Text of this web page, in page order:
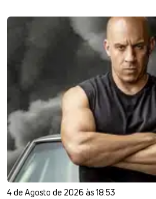
4 de Agosto de 2026 às 18:53